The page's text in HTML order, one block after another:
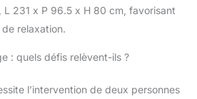
L 231 x P 96.5 x H 80 cm, favorisant
relaxation.
: quels défis relèvent-ils ?
l’intervention de deux personnes